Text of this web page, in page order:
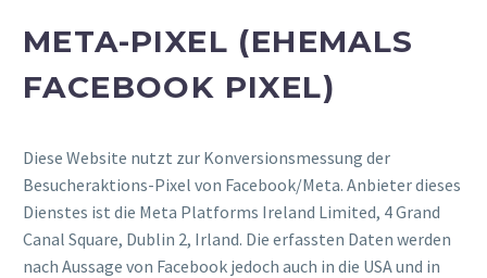
META-PIXEL (EHEMALS
FACEBOOK PIXEL)
Diese Website nutzt zur Konversionsmessung der
Besucheraktions-Pixel von Facebook/Meta. Anbieter dieses
Dienstes ist die Meta Platforms Ireland Limited, 4 Grand
Canal Square, Dublin 2, Irland. Die erfassten Daten werden
nach Aussage von Facebook jedoch auch in die USA und in